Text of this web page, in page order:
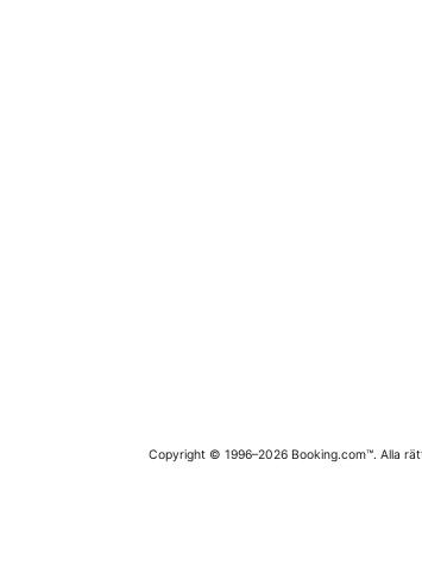
Copyright © 1996–2026 Booking.com™. Alla